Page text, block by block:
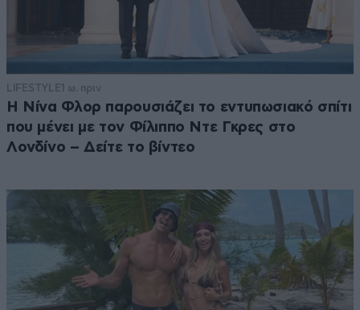
LIFESTYLE1 ω. πριν
Η Νίνα Φλορ παρουσιάζει το εντυπωσιακό σπίτι
που μένει με τον Φίλιππο Ντε Γκρες στο
Λονδίνο – Δείτε το βίντεο